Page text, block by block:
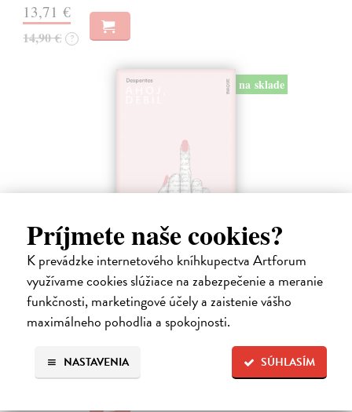
Príjmete naše cookies?
K prevádzke internetového kníhkupectva Artforum
využívame cookies slúžiace na zabezpečenie a meranie
funkčnosti, marketingové účely a zaistenie vášho
maximálneho pohodlia a spokojnosti.
SÚHLASÍM
NASTAVENIA
13,71 €
14,90 € ?
na sklade
Ahoj, debil
Despentes Virginie| Kniha
Po trilógii Život Vernona Subutexa sa Virginie Despentes vracia s
románom, ktorý pripomína ultrasúčasnú verziu Nebezpečných
známostí. Ide o príbeh plný hnevu aj útechy, vzdoru aj prijatia.
Na sklade ?